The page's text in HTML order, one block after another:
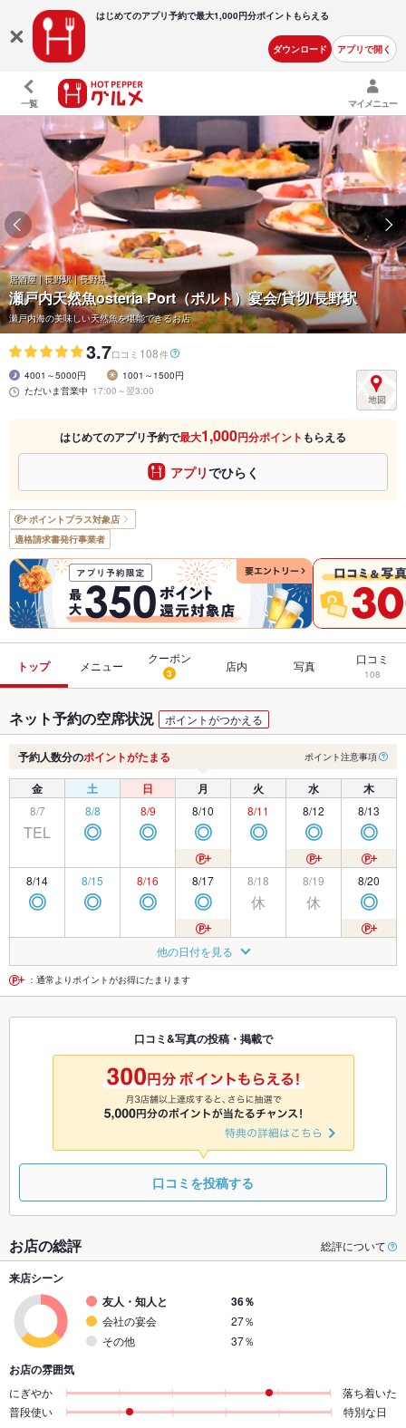
はじめてのアプリ予約で最大1,000円分ポイントもらえる
ダウンロード アプリで開く
一覧 マイメニュー
居酒屋 | 長野駅 | 長野県
瀬戸内天然魚osteria Port（ポルト）宴会/貸切/長野駅
瀬戸内海の美味しい天然魚を堪能できるお店
3.7口コミ 108件
4001～5000円
1001～1500円
ただいま営業中 17:00～翌3:00
はじめてのアプリ予約で最大1,000円分ポイント もらえる
アプリでひらく
ポイントプラス対象店
適格請求書発行事業者
トップ メニュー
クーポン
3 店内 写真 口コミ
108
ネット予約の空席状況 ポイントがつかえる
予約人数分のポイントがたまる ポイント注意事項
金 土 日 月 火 水 木
8/7
TEL
8/8
◎
8/9
◎
8/10
◎
8/11
◎
8/12
◎
8/13
◎
8/14
◎
8/15
◎
8/16
◎
8/17
◎
8/18
休
8/19
休
8/20
◎
◎ ◎
8/23
◎
8/24
◎
8/25
◎ ◎ ◎
8/28 8/29 8/30
◎
8/31
◎
9/1
◎
9/2 9/3
9/6
◎
9/7
◎
9/8
◎
他の日付を見る
：通常よりポイントがお得にたまります
口コミ&写真の投稿・掲載で
口コミを投稿する
お店の総評 総評について
来店シーン
友人・知人と
36％
会社の宴会
27％
その他
37％
お店の雰囲気
にぎやか
落ち着いた
普段使い
特別な日